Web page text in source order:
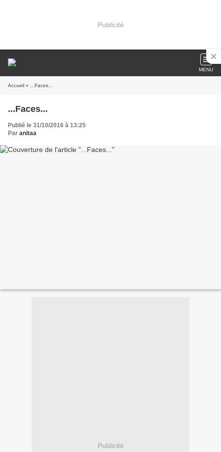
Publicité
MENU
Accueil » ...Faces...
...Faces...
Publié le 31/10/2016 à 13:25
Par anitaa
Publicité